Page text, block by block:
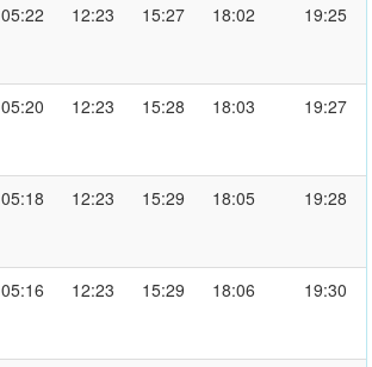
05:22 12:23 15:27 18:02 19:25
05:20 12:23 15:28 18:03 19:27
05:18 12:23 15:29 18:05 19:28
05:16 12:23 15:29 18:06 19:30